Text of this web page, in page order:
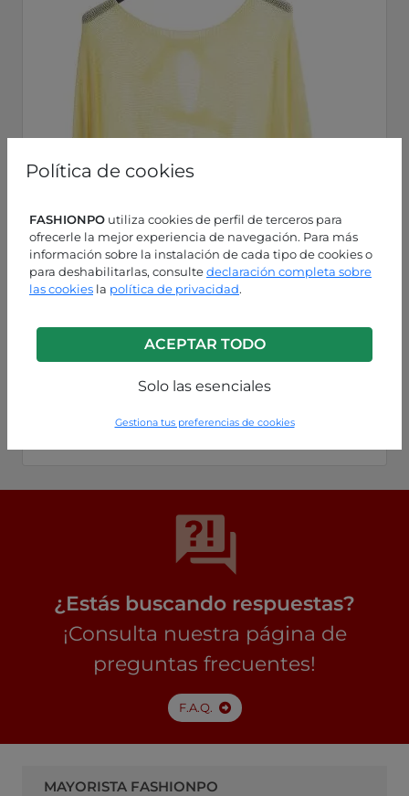
Política de cookies
FASHIONPO utiliza cookies de perfil de terceros para
ofrecerle la mejor experiencia de navegación. Para más
información sobre la instalación de cada tipo de cookies o
para deshabilitarlas, consultedeclaración completa sobre
las cookies la política de privacidad.
ACEPTAR TODO
Solo las esenciales
Gestiona tus preferencias de cookies
P0260005434C1
¿Estás buscando respuestas?
¡Consulta nuestra página de
preguntas frecuentes!
F.A.Q.
MAYORISTA FASHIONPO